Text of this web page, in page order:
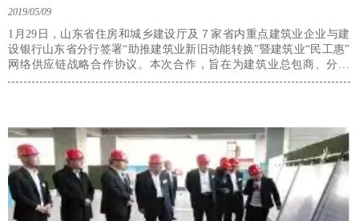
2019/05/09
1月29日，山东省住房和城乡建设厅及７家省内重点建筑业企业与建
设银行山东省分行签署“助推建筑业新旧动能转换”暨建筑业“民工惠”
网络供应链战略合作协议。本次合作，旨在为建筑业总包商、分包
商、劳务公司及农民工提供全维度的劳务管理和服务，进一步打通产